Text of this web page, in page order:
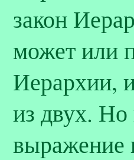
закон
может или
Иерархии,
из двух. Но
выражение